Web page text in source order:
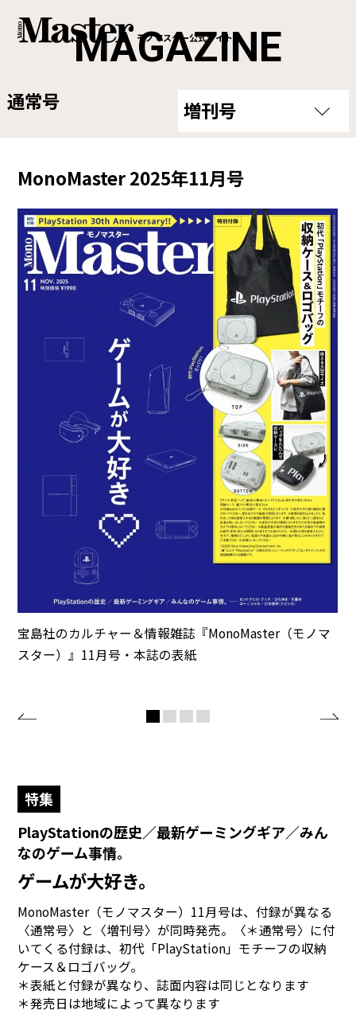
モノマスター公式サイト
MAGAZINE
通常号 増刊号
MonoMaster 2025年11月号
宝島社のカルチャー＆情報雑誌『MonoMaster（モノマ
スター）』11月号・本誌の表紙
特集
PlayStationの歴史／最新ゲーミングギア／みん
なのゲーム事情。
ゲームが大好き。
MonoMaster（モノマスター）11月号は、付録が異なる
〈通常号〉と〈増刊号〉が同時発売。〈＊通常号〉に付
いてくる付録は、初代「PlayStation」モチーフの収納
ケース＆ロゴバッグ。
＊表紙と付録が異なり、誌面内容は同じとなります
＊発売日は地域によって異なります